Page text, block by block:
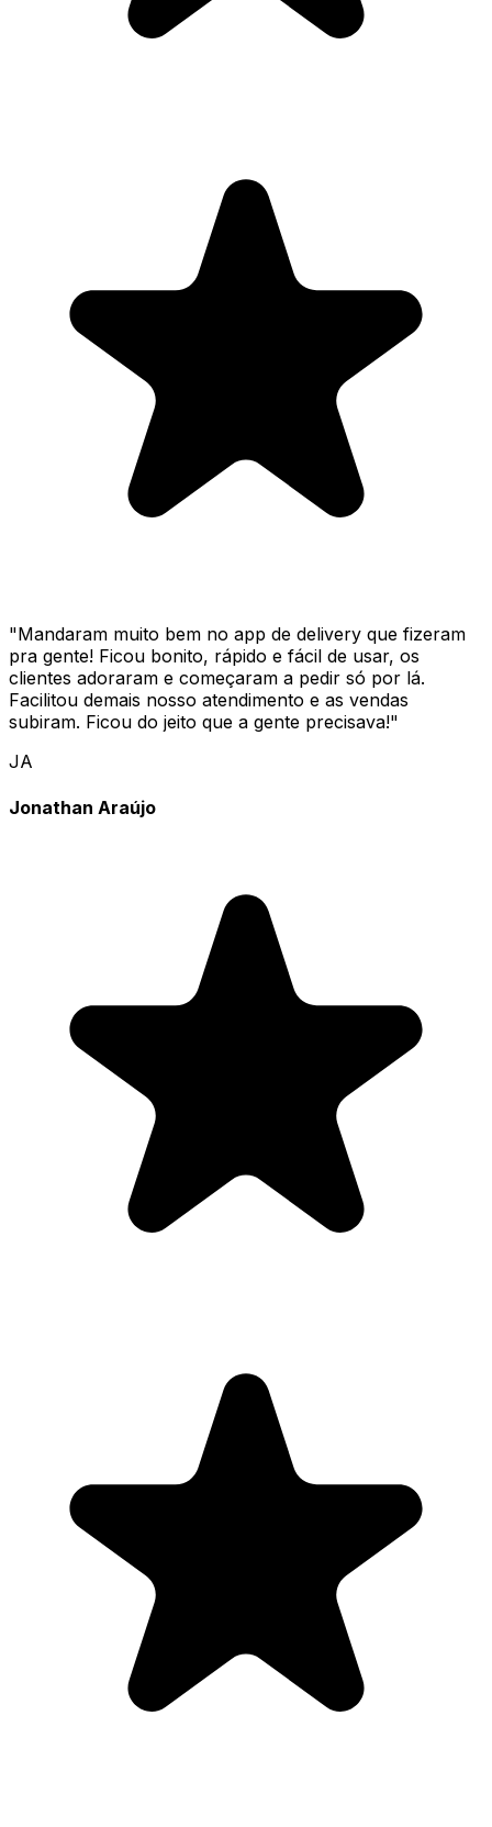
"Mandaram muito bem no app de delivery que fizeram
pra gente! Ficou bonito, rápido e fácil de usar, os
clientes adoraram e começaram a pedir só por lá.
Facilitou demais nosso atendimento e as vendas
subiram. Ficou do jeito que a gente precisava!"
JA
Jonathan Araújo